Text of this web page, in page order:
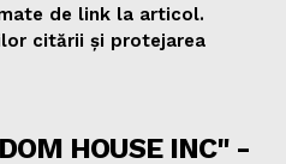
de link la articol.
citării și protejarea
HOUSE INC" -